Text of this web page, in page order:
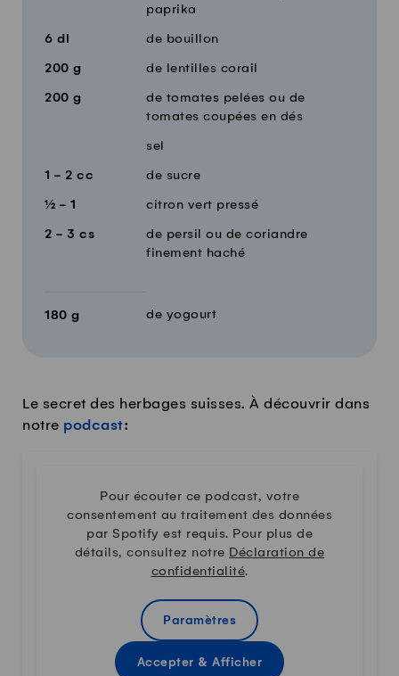
paprika
6 dl de bouillon
200 g de lentilles corail
200 g
de tomates pelées ou de
tomates coupées en dés
sel
1 - 2 cc de sucre
½ - 1 citron vert pressé
2 - 3 cs
de persil ou de coriandre
finement haché
180 g de yogourt
Le secret des herbages suisses. À découvrir dans
notre podcast:
Pour écouter ce podcast, votre
consentement au traitement des données
par Spotify est requis. Pour plus de
détails, consultez notre Déclaration de
confidentialité.
Paramètres
Accepter & Afficher